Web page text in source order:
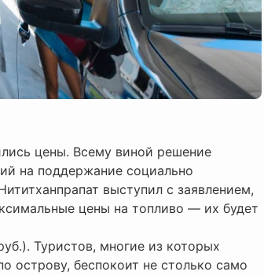
цены. Всему виной решение
на поддержание социально
выступил с заявлением,
цены на топливо — их будет
Туристов, многие из которых
острову, беспокоит не столько само